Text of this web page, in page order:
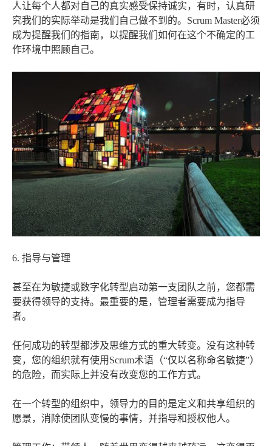
人让每个人都对自己的真实感受保持诚实，有时，认真研
究我们的实际举动是我们自己做不到的。Scrum Master必须
成为提醒我们的指南，以提醒我们如何在这个不确定的工
作环境中照顾自己。
6. 指导与管理
甚至在为敏捷或数字化转型启动第一支团队之前，您都需
要获得领导的支持。最重要的是，管理者需要成为指导
者。
任何成功的转型都涉及思维方式的重大转变。没有这种转
变，您的组织就有使用Scrum术语（“仅以名称命名敏捷”）
的危险，而实际上并没有改变您的工作方式。
在一个转型的组织中，领导力的目的是定义和共享组织的
愿景，消除使团队变慢的事情，并指导和授权他人。